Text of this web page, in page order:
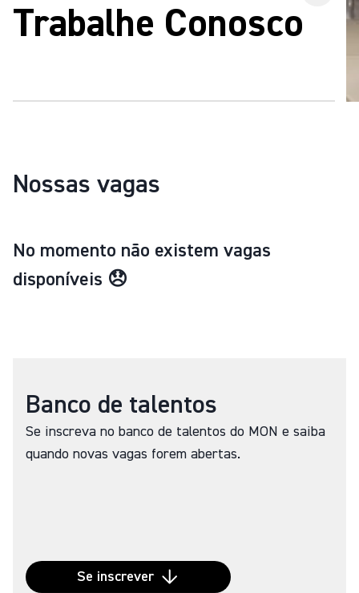
Trabalhe Conosco
Nossas vagas
No momento não existem vagas
disponíveis 😞
Banco de talentos
Se inscreva no banco de talentos do MON e saiba
quando novas vagas forem abertas.
Se inscrever